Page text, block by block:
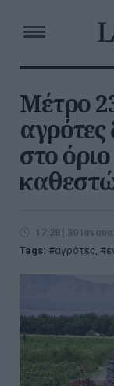
Mέτρο
στο
17:28 | 30
Tags:
αγρότες,